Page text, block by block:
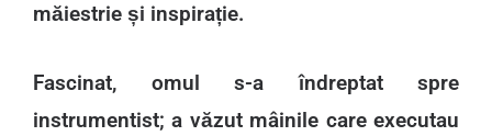
măiestrie și inspirație.
Fascinat, omul s-a îndreptat spre
instrumentist; a văzut mâinile care executau